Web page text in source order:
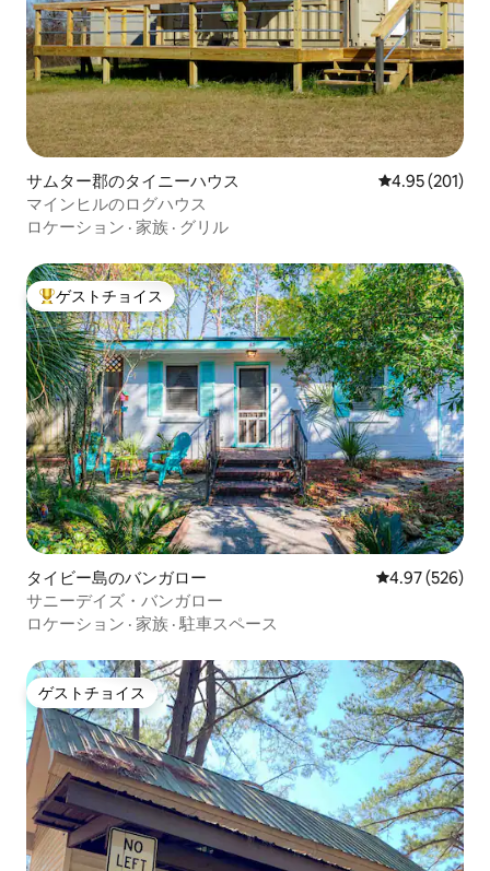
サムター郡のタイニーハウス レビュー201
4.95 (201)
マインヒルのログハウス
ロケーション · 家族 · グリル
大好評のゲストチョイスです。
ゲストチョイス
タイビー島のバンガロー レビュー526
4.97 (526)
サニーデイズ・バンガロー
ロケーション · 家族 ·駐車スペース
ゲストチョイス
ゲストチョイス